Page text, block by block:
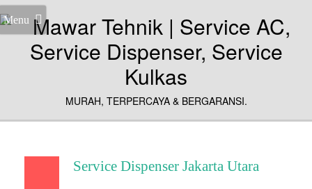
Menu
MURAH, TERPERCAYA & BERGARANSI.
Service Dispenser Jakarta Utara